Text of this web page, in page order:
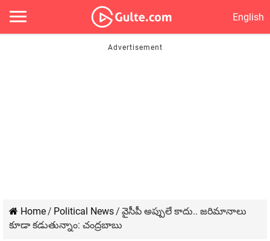
English
Home/ Political News/ వైసీపీ అప్పులే కాదు.. జ‌రిమానాలు
కూడా క‌డుతున్నాం: చంద్ర‌బాబు